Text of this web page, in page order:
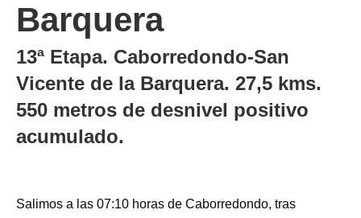
Barquera
13ª Etapa. Caborredondo-San
Vicente de la Barquera. 27,5 kms.
550 metros de desnivel positivo
acumulado.
Salimos a las 07:10 horas de Caborredondo, tras